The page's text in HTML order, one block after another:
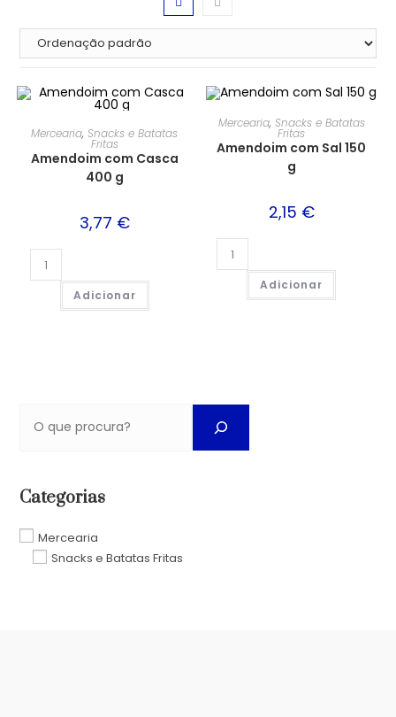
Mercearia,Snacks e Batatas
Fritas
Amendoim com Casca
400 g
3,77 €
Adicionar
Mercearia, Snacks e Batatas
Fritas
Amendoim com Sal 150
g
2,15 €
Adicionar
Categorias
Mercearia
Snacks e Batatas Fritas